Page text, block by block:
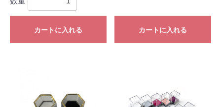
カートに入れる カートに入れる